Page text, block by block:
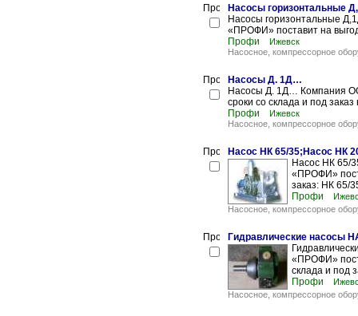
Насосы горизонтальные
Насосы горизонтальные
«ПРОФИ» поставит на
Профи
Ижевск
Насосное, компрессорное
Насосы Д. 1Д…
Насосы Д. 1Д… Компания
сроки со склада и под
Профи
Ижевск
Насосное, компрессорное
Насос НК 65/35;Насос НК
Насос НК 65/
«ПРОФИ»
заказ: НК 65/
Профи
Насосное, компрессорное
Гидравлические насосы
«ПРОФИ»
склада и под
Профи
Насосное, компрессорное